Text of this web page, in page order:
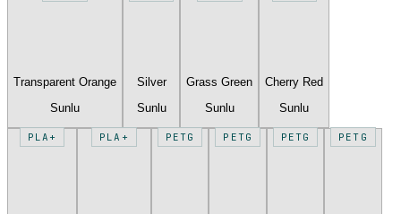
Transparent Orange
Sunlu
Silver
Sunlu
Grass Green
Sunlu
Cherry Red
Sunlu
PLA+ PLA+ PETG PETG PETG PETG